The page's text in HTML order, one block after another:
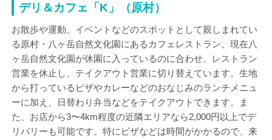
デリ＆カフェ「K」（原村）
お散歩や運動、イベントなどのスポットとして親しまれてい
る原村・八ヶ岳自然文化園にあるカフェレストラン。現在八
ヶ岳自然文化園が休園に入っているのに合わせ、レストラン
営業を休止し、テイクアウト営業に切り替えています。生地
から打っているピザやカレーなどのおなじみのランチメニュ
ーに加え、日替わり弁当などをテイクアウトできます。ま
た、お店から3〜4km程度の近隣エリアなら2,000円以上でデ
リバリーも可能です。特にピザなどは時間がかかるので、来